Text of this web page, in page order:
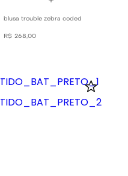
blusa trouble zebra coded
R$ 268,00